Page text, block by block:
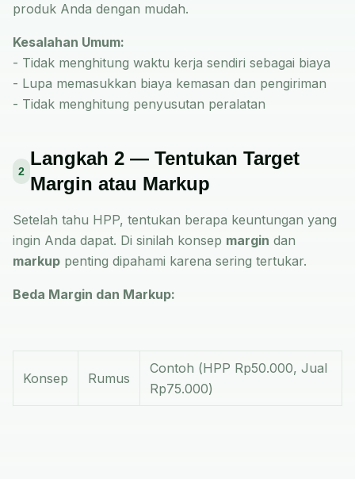
produk Anda dengan mudah.
Kesalahan Umum:
- Tidak menghitung waktu kerja sendiri sebagai biaya
- Lupa memasukkan biaya kemasan dan pengiriman
- Tidak menghitung penyusutan peralatan
2
Langkah 2 — Tentukan Target
Margin atau Markup
Setelah tahu HPP, tentukan berapa keuntungan yang
ingin Anda dapat. Di sinilah konsep margin dan
markup penting dipahami karena sering tertukar.
Beda Margin dan Markup:
Konsep Rumus
Contoh (HPP Rp50.000, Jual
Rp75.000)